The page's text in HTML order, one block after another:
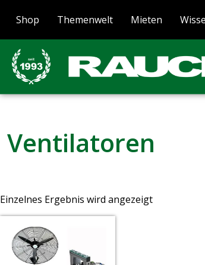
Shop Themenwelt Mieten
Ventilatoren
Einzelnes Ergebnis wird angezeigt